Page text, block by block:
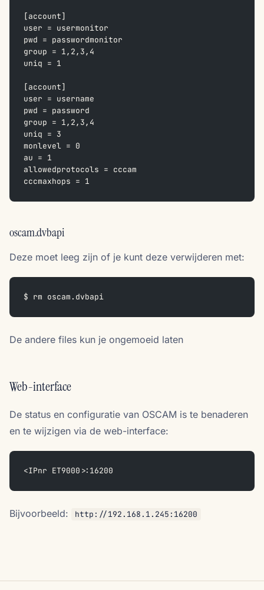
[account]
user = usermonitor
pwd = passwordmonitor
group = 1,2,3,4
uniq = 1
[account]
user = username
pwd = password
group = 1,2,3,4
uniq = 3
monlevel = 0
au = 1
allowedprotocols = cccam
cccmaxhops = 1
oscam.dvbapi
Deze moet leeg zijn of je kunt deze verwijderen met:
$ rm oscam.dvbapi
De andere files kun je ongemoeid laten
Web-interface
De status en configuratie van OSCAM is te benaderen
en te wijzigen via de web-interface:
<IPnr ET9000>:16200
Bijvoorbeeld: http://192.168.1.245:16200